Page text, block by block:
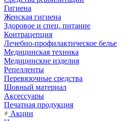
Гигиена
Женская гигиена
Здоровое и спец. питание
Контрацепция
Лечебно-профилактическое белье
Медицинская техника
Медицинские изделия
Репелленты
Перевязочные средства
Шовный материал
Аксессуары
Печатная продукция
Акции